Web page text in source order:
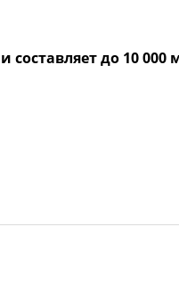
до 10 000